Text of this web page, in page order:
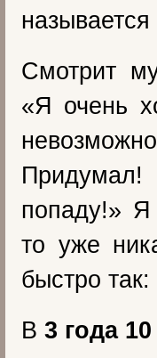
Смотрит
«Я очень
попаду!» Я
то уже
быстро
В 3 года